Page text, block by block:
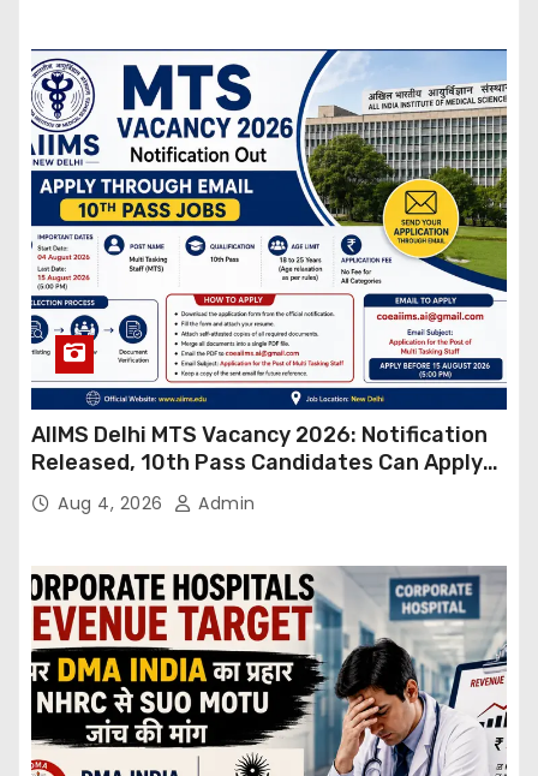
AIIMS Delhi MTS Vacancy 2026: Notification
Released, 10th Pass Candidates Can Apply
Through Email
Aug 4, 2026 Admin